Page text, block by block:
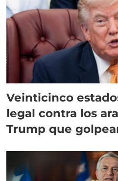
Veinticinco
legal contra los
Trump que